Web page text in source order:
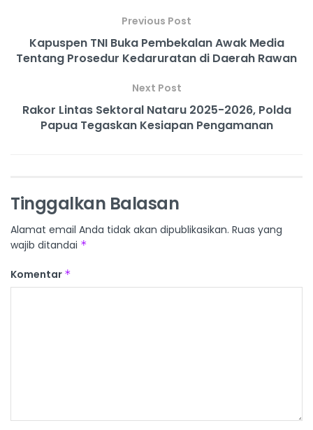
Previous Post
Kapuspen TNI Buka Pembekalan Awak Media
Tentang Prosedur Kedaruratan di Daerah Rawan
Next Post
Rakor Lintas Sektoral Nataru 2025-2026, Polda
Papua Tegaskan Kesiapan Pengamanan
Tinggalkan Balasan
Alamat email Anda tidak akan dipublikasikan. Ruas yang
wajib ditandai *
Komentar *